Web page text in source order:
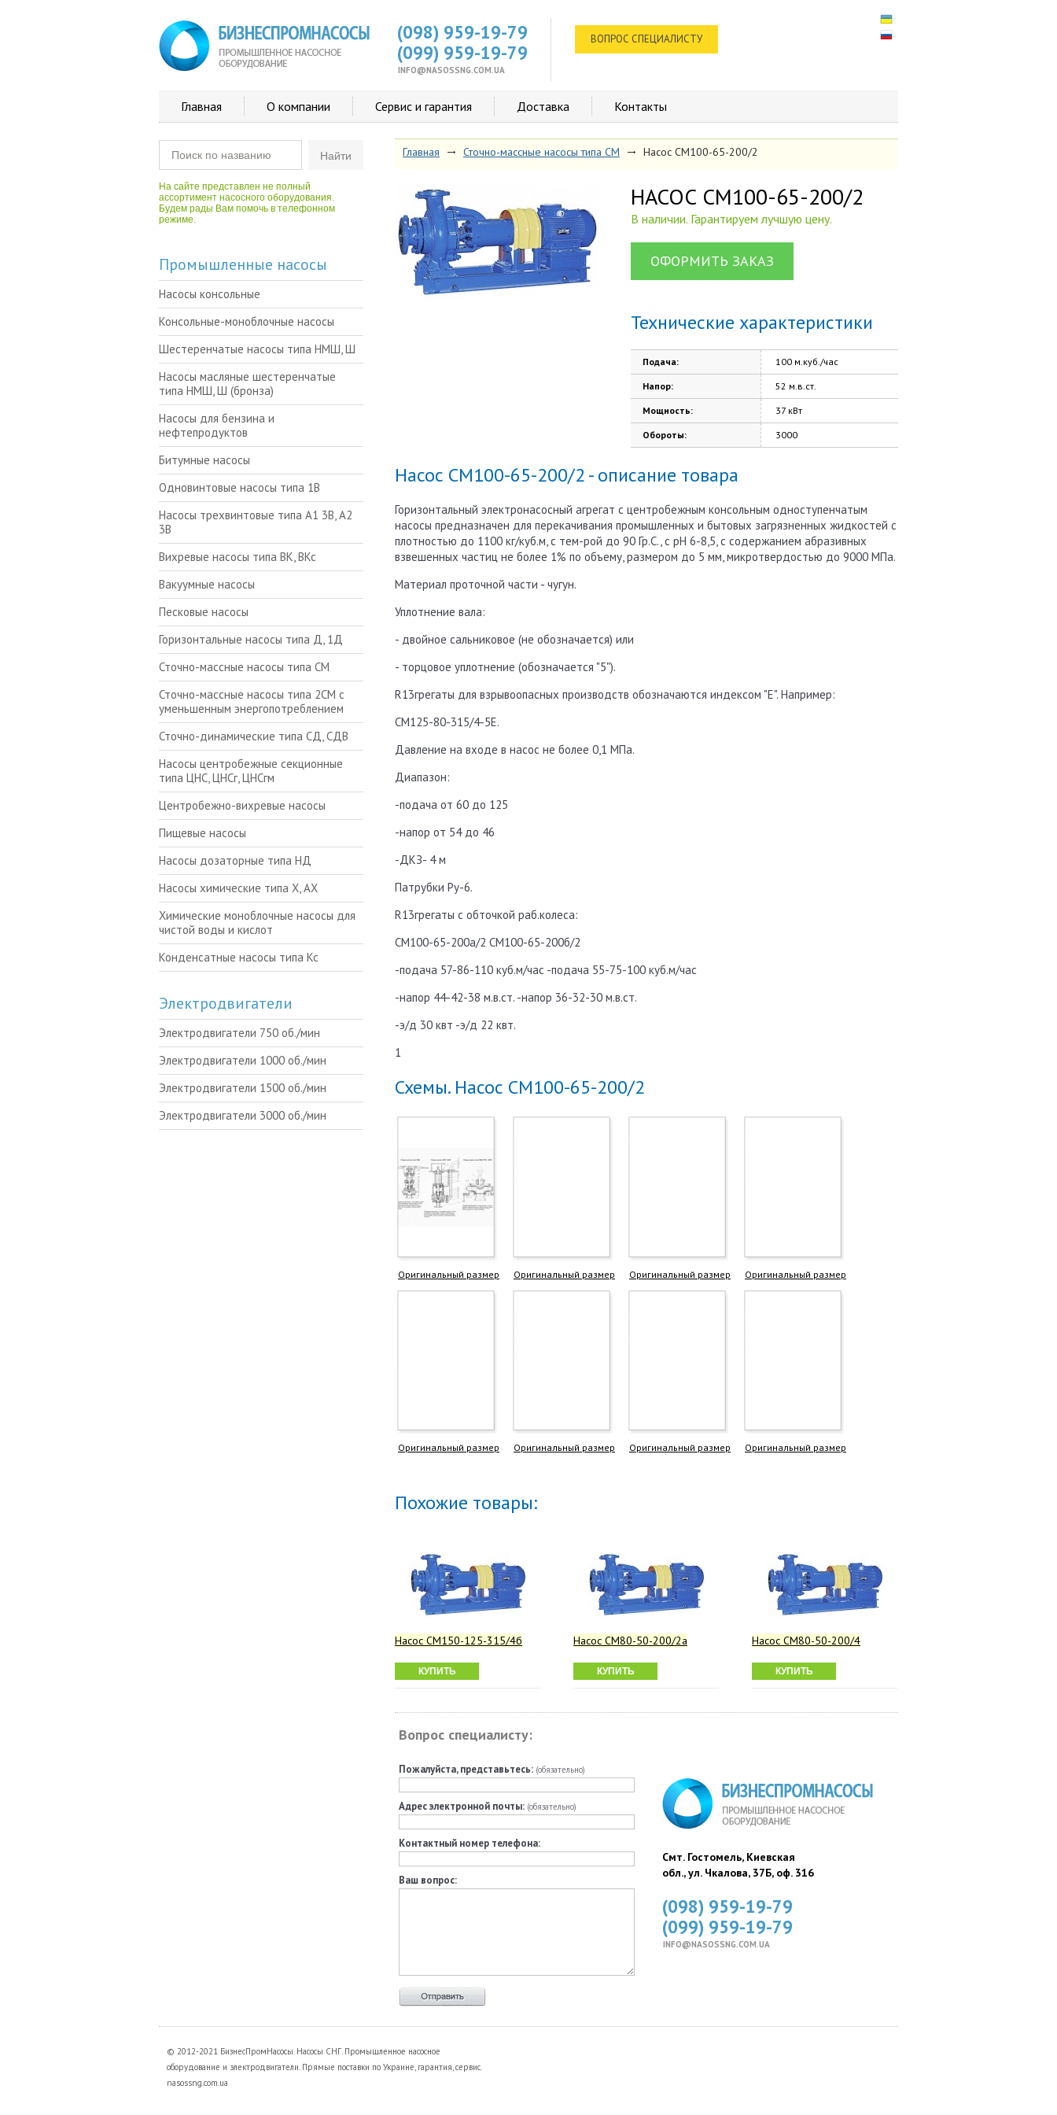
(098) 959-19-79
(099) 959-19-79
INFO@NASOSSNG.COM.UA
ВОПРОС СПЕЦИАЛИСТУ
Главная О компании Сервис и гарантия Доставка Контакты
Главная Сточно-массные насосы типа СМ Насос СМ100-65-200/2
НАСОС СМ100-65-200/2
В наличии. Гарантируем лучшую цену.
ОФОРМИТЬ ЗАКАЗ
Технические характеристики
Подача: 100 м.куб./час
Напор: 52 м.в.ст.
Мощность: 37 кВт
Обороты: 3000
Насос СМ100-65-200/2 - описание товара
Горизонтальный электронасосный агрегат с центробежным консольным одноступенчатым
насосы предназначен для перекачивания промышленных и бытовых загрязненных жидкостей с
плотностью до 1100 кг/куб.м, с тем-рой до 90 Гр.С., с рН 6-8,5, с содержанием абразивных
взвешенных частиц не более 1% по объему, размером до 5 мм, микротвердостью до 9000 МПа.
Материал проточной части - чугун.
Уплотнение вала:
- двойное сальниковое (не обозначается) или
- торцовое уплотнение (обозначается "5").
R13грегаты для взрывоопасных производств обозначаются индексом "Е". Например:
СМ125-80-315/4-5Е.
Давление на входе в насос не более 0,1 МПа.
Диапазон:
-подача от 60 до 125
-напор от 54 до 46
-ДКЗ- 4 м
Патрубки Ру-6.
R13грегаты с обточкой раб.колеса:
СМ100-65-200а/2 СМ100-65-200б/2
-подача 57-86-110 куб.м/час -подача 55-75-100 куб.м/час
-напор 44-42-38 м.в.ст. -напор 36-32-30 м.в.ст.
-э/д 30 квт -э/д 22 квт.
1
Схемы. Насос СМ100-65-200/2
Оригинальный размер Оригинальный размер Оригинальный размер Оригинальный размер
Оригинальный размер Оригинальный размер Оригинальный размер Оригинальный размер
Похожие товары:
Насос СМ150-125-315/4б
КУПИТЬ
Насос СМ80-50-200/2а
КУПИТЬ
Насос СМ80-50-200/4
КУПИТЬ
Вопрос специалисту:
Пожалуйста, представьтесь: (обязательно)
Адрес электронной почты: (обязательно)
Контактный номер телефона:
Ваш вопрос:
Смт. Гостомель, Киевская
обл., ул. Чкалова, 37Б, оф. 316
(098) 959-19-79
(099) 959-19-79
INFO@NASOSSNG.COM.UA
На сайте представлен не полный
ассортимент насосного оборудования.
Будем рады Вам помочь в телефонном
режиме.
Промышленные насосы
Насосы консольные
Консольные-моноблочные насосы
Шестеренчатые насосы типа НМШ, Ш
Насосы масляные шестеренчатые
типа НМШ, Ш (бронза)
Насосы для бензина и
нефтепродуктов
Битумные насосы
Одновинтовые насосы типа 1В
Насосы трехвинтовые типа А1 3В, А2
3В
Вихревые насосы типа ВК, ВКс
Вакуумные насосы
Песковые насосы
Горизонтальные насосы типа Д, 1Д
Сточно-массные насосы типа СМ
Сточно-массные насосы типа 2СМ с
уменьшенным энергопотреблением
Сточно-динамические типа СД, СДВ
Насосы центробежные секционные
типа ЦНС, ЦНСг, ЦНСгм
Центробежно-вихревые насосы
Пищевые насосы
Насосы дозаторные типа НД
Насосы химические типа Х, АХ
Химические моноблочные насосы для
чистой воды и кислот
Конденсатные насосы типа Кс
Электродвигатели
Электродвигатели 750 об./мин
Электродвигатели 1000 об./мин
Электродвигатели 1500 об./мин
Электродвигатели 3000 об./мин
© 2012-2021 БизнесПромНасосы. Насосы СНГ. Промышленное насосное
оборудование и электродвигатели. Прямые поставки по Украине, гарантия, сервис.
nasossng.com.ua